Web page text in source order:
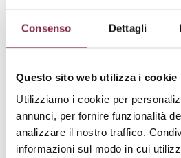
Consenso Dettagli
Questo sito web utilizza i cookie
Utilizziamo i cookie per
annunci, per fornire funzionalità
analizzare il nostro traffico.
informazioni sul modo in cui
laurea rappresentano un
percorso formativo,
competenze acquisite durante il
Sbocchi lavorativi